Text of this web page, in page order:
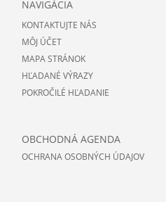
NAVIGÁCIA
KONTAKTUJTE NÁS
MÔJ ÚČET
MAPA STRÁNOK
HĽADANÉ VÝRAZY
POKROČILÉ HĽADANIE
OBCHODNÁ AGENDA
OCHRANA OSOBNÝCH ÚDAJOV